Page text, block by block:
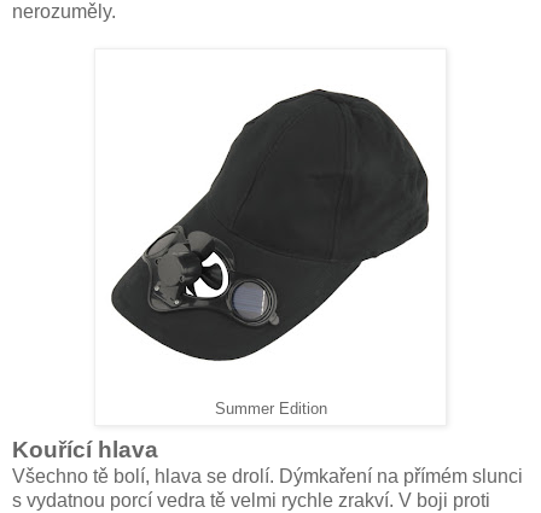
nerozuměly.
Summer Edition
Kouřící hlava
Všechno tě bolí, hlava se drolí. Dýmkaření na přímém slunci
s vydatnou porcí vedra tě velmi rychle zrakví. V boji proti